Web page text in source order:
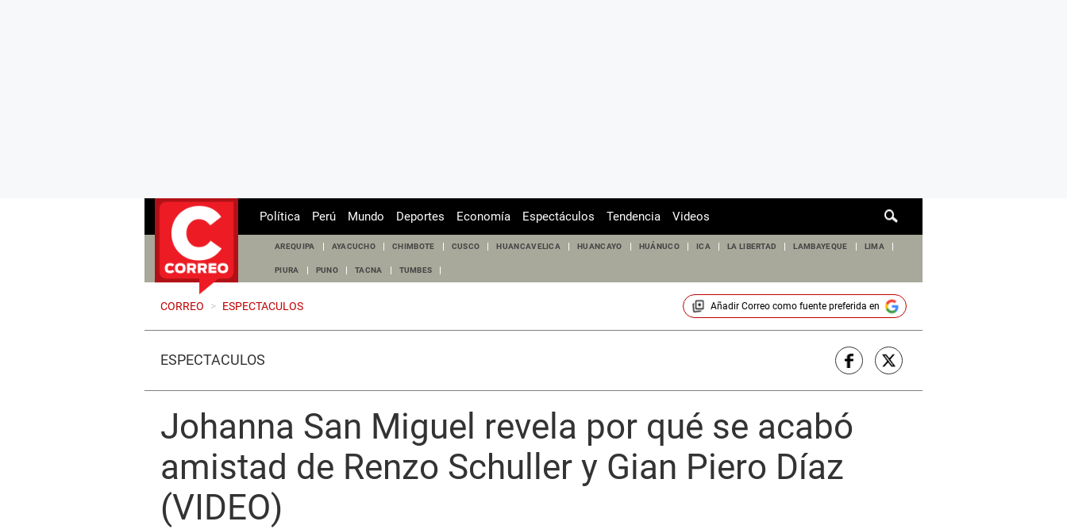
de
Política Perú Mundo Deportes Economía Espectáculos Tendencia Videos
AREQUIPA AYACUCHO CHIMBOTE CUSCO HUANCAVELICA HUANCAYO HUÁNUCO ICA LA LIBERTAD LAMBAYEQUE LIMA
PIURA PUNO TACNA TUMBES
CORREO > ESPECTACULOS Añadir Correocomo fuente preferida en
ESPECTÁCULOS
Johanna San Miguel revela por qué se acabó
amistad de Renzo Schuller y Gian Piero Díaz
(VIDEO)